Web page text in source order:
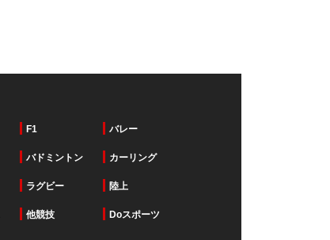
F1 バレー
バドミントン カーリング
ラグビー 陸上
他競技 Doスポーツ